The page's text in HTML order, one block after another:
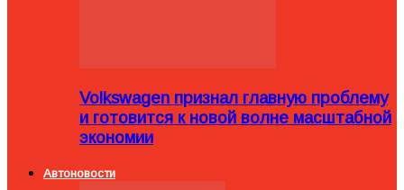
Volkswagen признал главную проблему
и готовится к новой волне масштабной
экономии
Автоновости